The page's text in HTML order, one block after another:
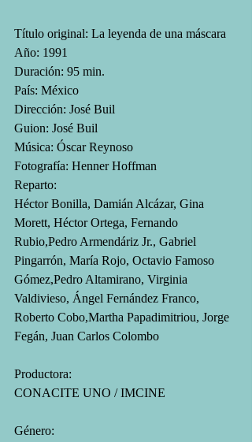
Título original: La leyenda de una máscara
Año: 1991
Duración: 95 min.
País: México
Dirección: José Buil
Guion: José Buil
Música: Óscar Reynoso
Fotografía: Henner Hoffman
Reparto:
Héctor Bonilla, Damián Alcázar, Gina
Morett, Héctor Ortega, Fernando
Rubio,Pedro Armendáriz Jr., Gabriel
Pingarrón, María Rojo, Octavio Famoso
Gómez,Pedro Altamirano, Virginia
Valdivieso, Ángel Fernández Franco,
Roberto Cobo,Martha Papadimitriou, Jorge
Fegán, Juan Carlos Colombo
Productora:
CONACITE UNO / IMCINE
Género: